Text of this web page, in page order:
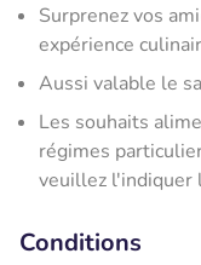
Surprenez vos
expérience
Aussi valable le
Les souhaits
régimes
veuillez l'indiquer
Conditions